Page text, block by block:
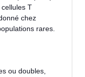
T
chez
rares.
ou doubles,